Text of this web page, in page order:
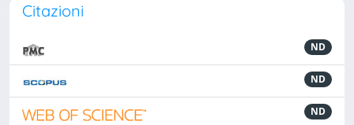
Citazioni
ND
ND
ND